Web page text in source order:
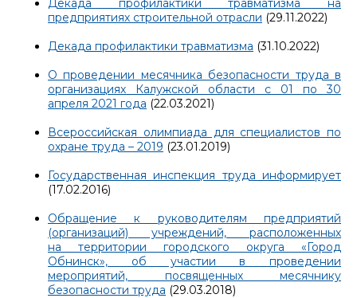
предприятиях строительной отрасли (29.11.2022)
Декада профилактики травматизма (31.10.2022)
О проведении месячника безопасности труда в
организациях Калужской области с 01 по 30
апреля 2021 года (22.03.2021)
Всероссийская олимпиада для специалистов по
охране труда – 2019 (23.01.2019)
Государственная инспекция труда информирует
(17.02.2016)
Обращение к руководителям предприятий
(организаций) учреждений, расположенных
на территории городского округа «Город
Обнинск», об участии в проведении
мероприятий, посвященных месячнику
безопасности труда (29.03.2018)